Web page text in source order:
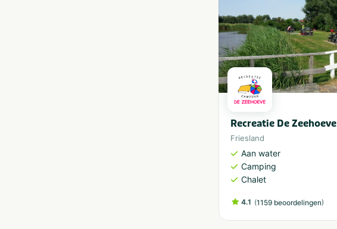
Recreatie De Zeehoeve
Friesland
Aan water
Camping
Chalet
4.1 (1159 beoordelingen)